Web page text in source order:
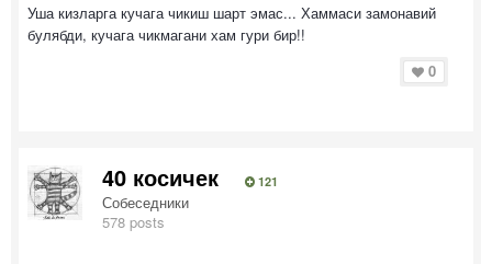
Уша кизларга кучага чикиш шарт эмас... Хаммаси замонавий
булябди, кучага чикмагани хам гури бир!!
0
40 косичек 121
Собеседники
578 posts